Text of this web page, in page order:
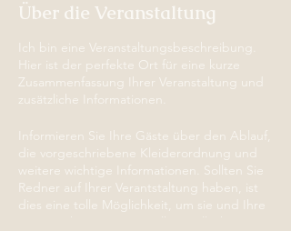
Über die Veranstaltung
Ich bin eine Veranstaltungsbeschreibung.
Hier ist der perfekte Ort für eine kurze
Zusammenfassung Ihrer Veranstaltung und
zusätzliche Informationen.
Informieren Sie Ihre Gäste über den Ablauf,
die vorgeschriebene Kleiderordnung und
weitere wichtige Informationen. Sollten Sie
Redner auf Ihrer Verantstaltung haben, ist
dies eine tolle Möglichkeit, um sie und Ihre
Beitragsthemen vorzustellen. Falls Ihre